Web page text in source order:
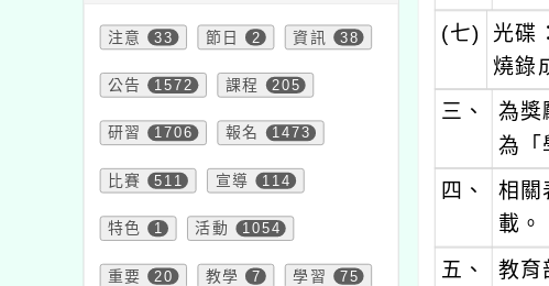
注意 33 節日 2 資訊 38
公告 1572 課程 205
研習 1706 報名 1473
比賽 511 宣導 114
特色 1 活動 1054
重要 20 教學 7 學習 75
(七)
光碟
燒錄
三、
為獎
為「
四、
相關
載。
五、 教育